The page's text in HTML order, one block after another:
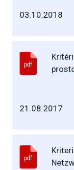
03.10.2018
pdf
21.08.2017
pdf